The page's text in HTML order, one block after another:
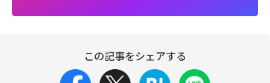
この記事をシェアする